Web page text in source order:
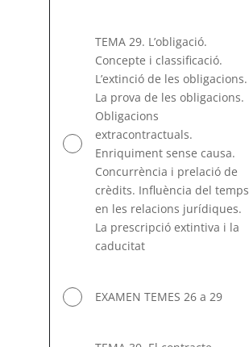
TEMA 29. L’obligació.
Concepte i classificació.
L’extinció de les obligacions.
La prova de les obligacions.
Obligacions
extracontractuals.
Enriquiment sense causa.
Concurrència i prelació de
crèdits. Influència del temps
en les relacions jurídiques.
La prescripció extintiva i la
caducitat
EXAMEN TEMES 26 a 29